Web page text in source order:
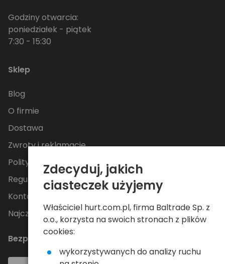
Godziny otwarcia:
poniedziałek - piątek
7:30 - 15:30
Sklep
Blog
O firmie
Dostawa
Zwroty i reklamacje
Polityka Prywatności
Regulamin
Kontakt
Najczęściej zadawane pytania
Bezpieczne płatności
Zdecyduj, jakich
ciasteczek użyjemy
Właściciel hurt.com.pl, firma Baltrade Sp. z
o.o., korzysta na swoich stronach z plików
cookies:
wykorzystywanych do analizy ruchu